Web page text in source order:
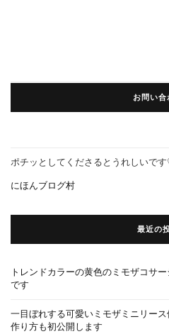
お問い合
ポチッとしてくださるとうれしいで
にほんブログ村
最近の
トレンドカラーの黄色のミモザコサ
です
一目ぼれする可愛いミモザミニリー
作り方も初公開します